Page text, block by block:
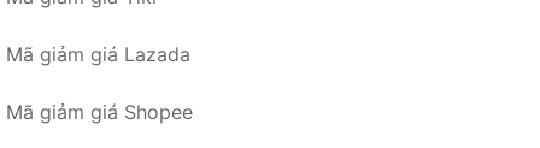
Mã giảm giá Lazada
Mã giảm giá Shopee